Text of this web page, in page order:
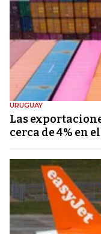
URUGUAY
Las
cerca de 4% en